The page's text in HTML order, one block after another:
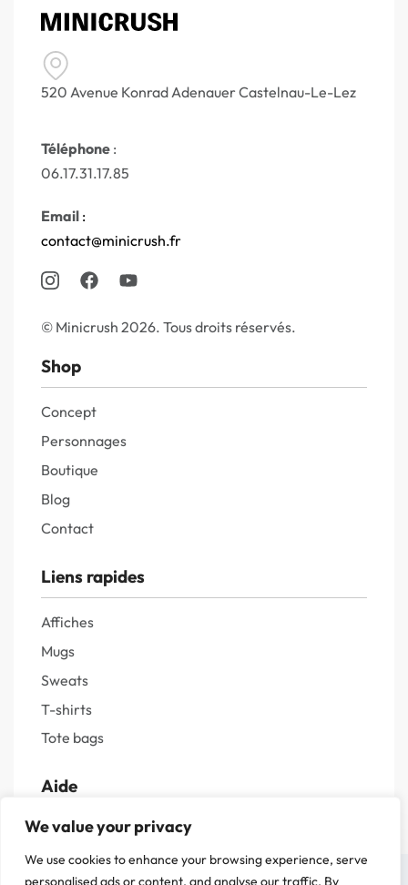
We value your privacy
We use cookies to enhance your browsing experience, serve
personalised ads or content, and analyse our traffic. By
520 Avenue Konrad Adenauer Castelnau-Le-Lez
Téléphone :
06.17.31.17.85
Email :
contact@minicrush.fr
© Minicrush 2026. Tous droits réservés.
Shop
Concept
Personnages
Boutique
Blog
Contact
Liens rapides
Affiches
Mugs
Sweats
T-shirts
Tote bags
Aide
Livraisons et retours
Guide des tailles
On a attendu d'être sûr que le contenu de notre site vous intéresse avant de